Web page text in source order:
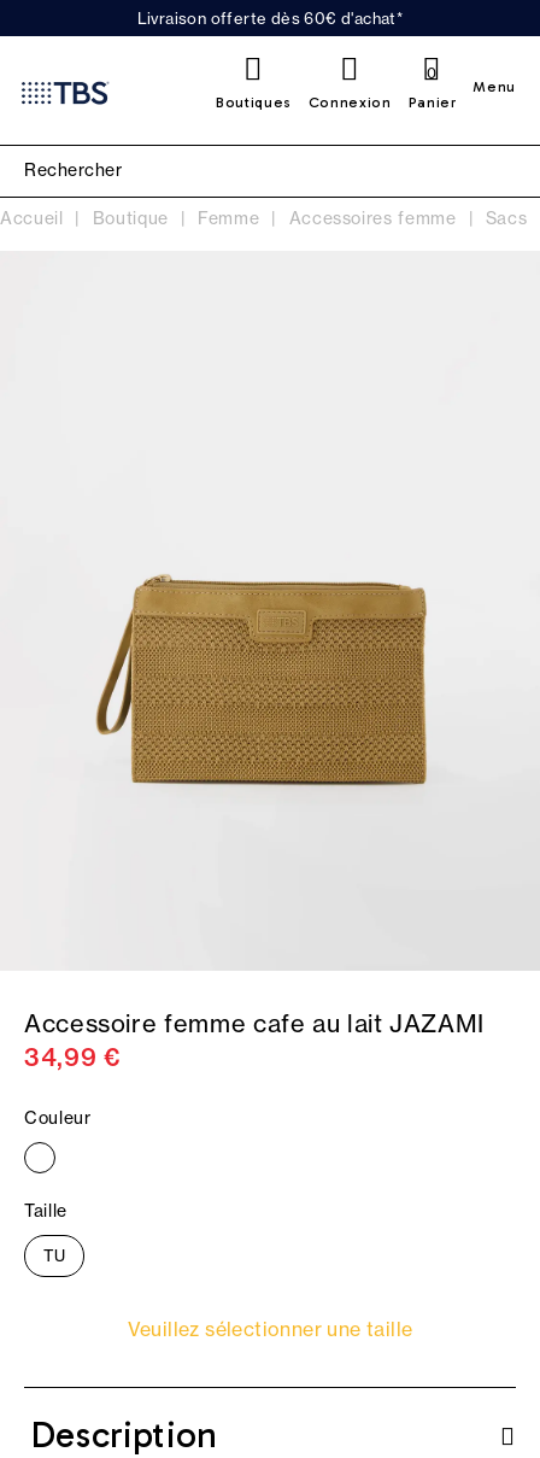
Livraison offerte dès 60€ d'achat*
Boutiques Connexion Panier
0
Menu
Accueil Boutique Femme Accessoires femme Sacs
Accessoire femme cafe au lait JAZAMI
34,99 €
Couleur
Taille
TU
Veuillez sélectionner une taille
Description